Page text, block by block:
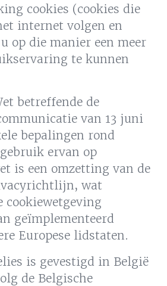
cookies (cookies die
internet volgen en
op die manier een meer
te kunnen
betreffende de
van 13 juni
bepalingen rond
ervan op
is een omzetting van de
wat
cookiewetgeving
geïmplementeerd
Europese lidstaten.
is gevestigd in België
de Belgische